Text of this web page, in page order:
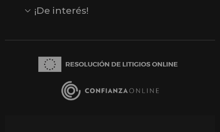
Opiniones
Reseñas en Google
¡De interés!